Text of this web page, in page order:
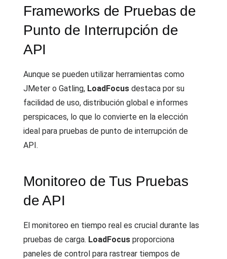
Frameworks de Pruebas de
Punto de Interrupción de
API
Aunque se pueden utilizar herramientas como
JMeter o Gatling, LoadFocus destaca por su
facilidad de uso, distribución global e informes
perspicaces, lo que lo convierte en la elección
ideal para pruebas de punto de interrupción de
API.
Monitoreo de Tus Pruebas
de API
El monitoreo en tiempo real es crucial durante las
pruebas de carga. LoadFocus proporciona
paneles de control para rastrear tiempos de